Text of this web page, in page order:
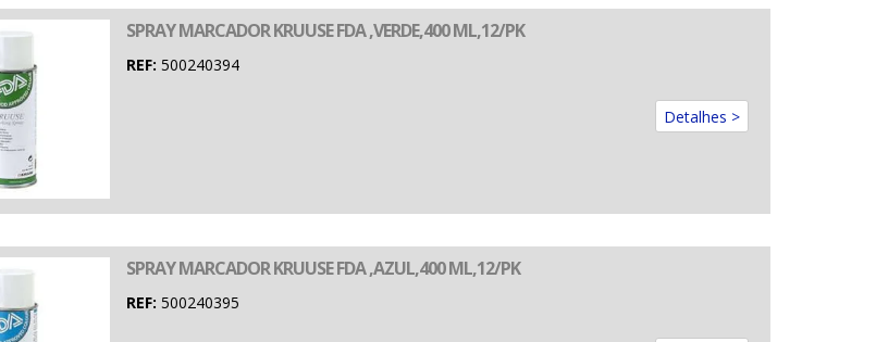
SPRAY MARCADOR KRUUSE FDA ,VERDE,400 ML,12/PK
REF: 500240394
Detalhes >
SPRAY MARCADOR KRUUSE FDA ,AZUL,400 ML,12/PK
REF: 500240395